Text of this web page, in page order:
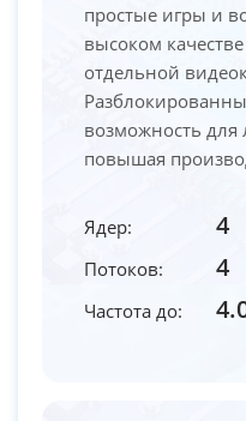
простые игры и
высоком
отдельной
возможность для
повышая
Ядер: 4
Потоков: 4
Частота до: